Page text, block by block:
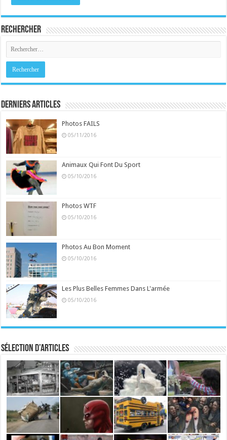
Rechercher
Derniers Articles
Photos FAILS
05/11/2016
Animaux Qui Font Du Sport
05/10/2016
Photos WTF
05/10/2016
Photos Au Bon Moment
05/10/2016
Les Plus Belles Femmes Dans L'armée
05/10/2016
Sélection d’articles